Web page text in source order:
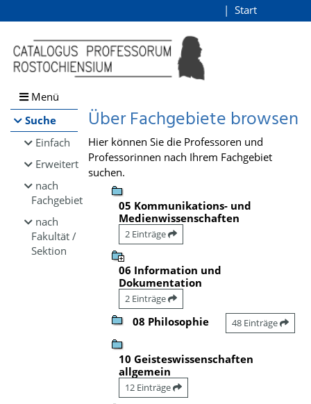
Browsen
direkt zum Inhalt
Start
Menü
Suche
Einfach
Erweitert
nach
Fachgebiet
nach
Fakultät /
Sektion
Über Fachgebiete browsen
Hier können Sie die Professoren und
Professorinnen nach Ihrem Fachgebiet
suchen.
05 Kommunikations- und
Medienwissenschaften
2 Einträge
06 Information und
Dokumentation
2 Einträge
08 Philosophie 48 Einträge
10 Geisteswissenschaften
allgemein
12 Einträge